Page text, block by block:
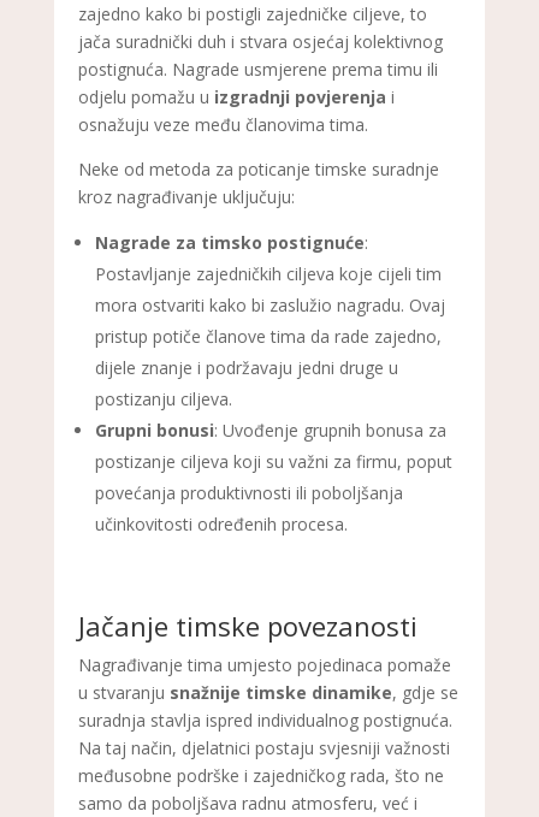
zajedno kako bi postigli zajedničke ciljeve, to
jača suradnički duh i stvara osjećaj kolektivnog
postignuća. Nagrade usmjerene prema timu ili
odjelu pomažu u izgradnji povjerenja i
osnažuju veze među članovima tima.
Neke od metoda za poticanje timske suradnje
kroz nagrađivanje uključuju:
Nagrade za timsko postignuće:
Postavljanje zajedničkih ciljeva koje cijeli tim
mora ostvariti kako bi zaslužio nagradu. Ovaj
pristup potiče članove tima da rade zajedno,
dijele znanje i podržavaju jedni druge u
postizanju ciljeva.
Grupni bonusi: Uvođenje grupnih bonusa za
postizanje ciljeva koji su važni za firmu, poput
povećanja produktivnosti ili poboljšanja
učinkovitosti određenih procesa.
Jačanje timske povezanosti
Nagrađivanje tima umjesto pojedinaca pomaže
u stvaranju snažnije timske dinamike, gdje se
suradnja stavlja ispred individualnog postignuća.
Na taj način, djelatnici postaju svjesniji važnosti
međusobne podrške i zajedničkog rada, što ne
samo da poboljšava radnu atmosferu, već i